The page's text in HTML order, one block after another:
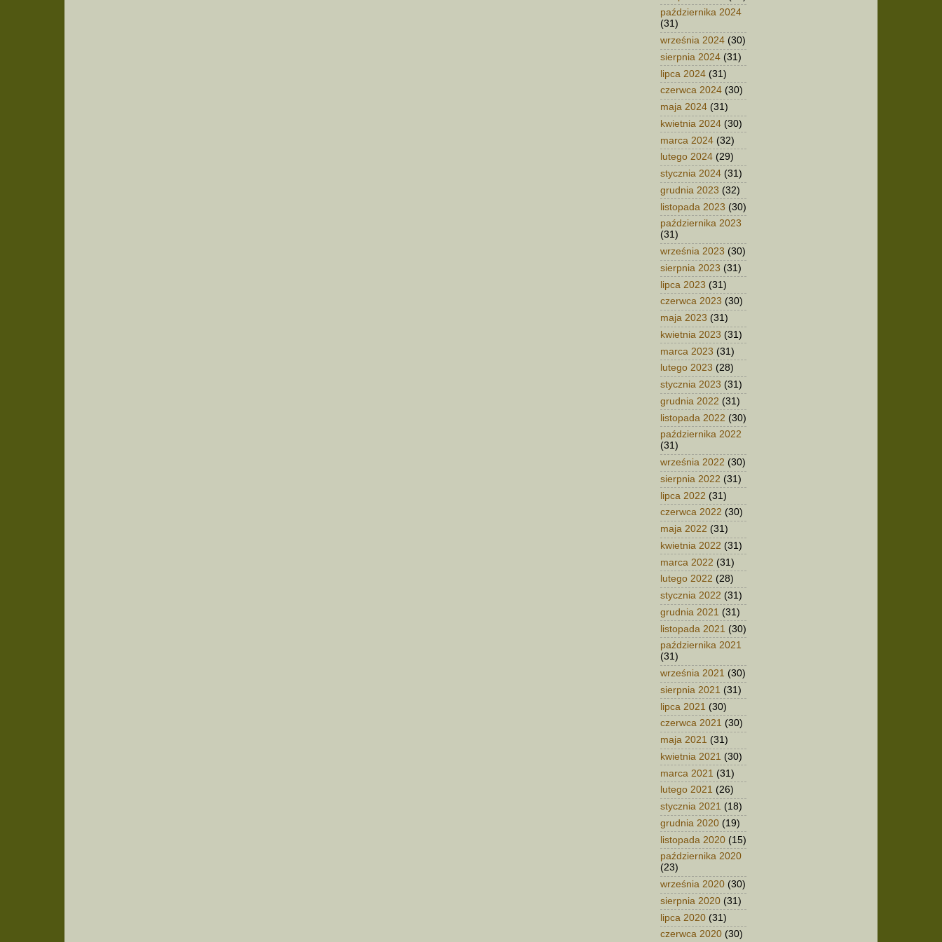
października 2024
(31)
września 2024 (30)
sierpnia 2024 (31)
lipca 2024 (31)
czerwca 2024 (30)
maja 2024 (31)
kwietnia 2024 (30)
marca 2024 (32)
lutego 2024 (29)
stycznia 2024 (31)
grudnia 2023 (32)
listopada 2023 (30)
października 2023
(31)
września 2023 (30)
sierpnia 2023 (31)
lipca 2023 (31)
czerwca 2023 (30)
maja 2023 (31)
kwietnia 2023 (31)
marca 2023 (31)
lutego 2023 (28)
stycznia 2023 (31)
grudnia 2022 (31)
listopada 2022 (30)
października 2022
(31)
września 2022 (30)
sierpnia 2022 (31)
lipca 2022 (31)
czerwca 2022 (30)
maja 2022 (31)
kwietnia 2022 (31)
marca 2022 (31)
lutego 2022 (28)
stycznia 2022 (31)
grudnia 2021 (31)
listopada 2021 (30)
października 2021
(31)
września 2021 (30)
sierpnia 2021 (31)
lipca 2021 (30)
czerwca 2021 (30)
maja 2021 (31)
kwietnia 2021 (30)
marca 2021 (31)
lutego 2021 (26)
stycznia 2021 (18)
grudnia 2020 (19)
listopada 2020 (15)
października 2020
(23)
września 2020 (30)
sierpnia 2020 (31)
lipca 2020 (31)
czerwca 2020 (30)